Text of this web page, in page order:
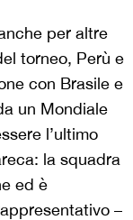
per altre
torneo, Perù e
con Brasile e
un Mondiale
l’ultimo
la squadra
ed è
–